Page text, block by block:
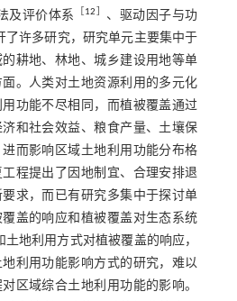
及评价体系 12
、驱动因子与功
了许多研究，研究单元主要集中于
耕地、林地、城乡建设用地等单
。人类对土地资源利用的多元化
功能不尽相同，而植被覆盖通过
和社会效益、粮食产量、土壤保
而影响区域土地利用功能分布格
程提出了因地制宜、合理安排退
求，而已有研究多集中于探讨单
盖的响应和植被覆盖对生态系统
土地利用方式对植被覆盖的响应，
利用功能影响方式的研究，难以
区域综合土地利用功能的影响。